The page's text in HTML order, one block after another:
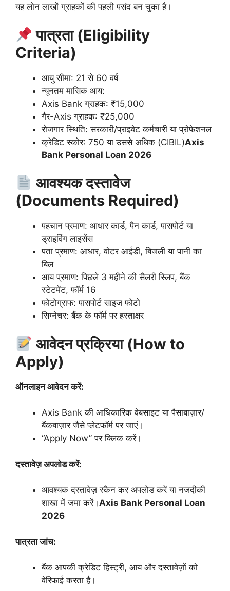
यह लोन लाखों ग्राहकों की पहली पसंद बन चुका है।
पात्रता (Eligibility
Criteria)
आयु सीमा: 21 से 60 वर्ष
न्यूनतम मासिक आय:
Axis Bank ग्राहक: ₹15,000
गैर-Axis ग्राहक: ₹25,000
रोजगार स्थिति: सरकारी/प्राइवेट कर्मचारी या प्रोफेशनल
क्रेडिट स्कोर: 750 या उससे अधिक (CIBIL)Axis
Bank Personal Loan 2026
आवश्यक दस्तावेज
(Documents Required)
पहचान प्रमाण: आधार कार्ड, पैन कार्ड, पासपोर्ट या
ड्राइविंग लाइसेंस
पता प्रमाण: आधार, वोटर आईडी, बिजली या पानी का
बिल
आय प्रमाण: पिछले 3 महीने की सैलरी स्लिप, बैंक
स्टेटमेंट, फॉर्म 16
फोटोग्राफ: पासपोर्ट साइज फोटो
सिग्नेचर: बैंक के फॉर्म पर हस्ताक्षर
आवेदन प्रक्रिया (How to
Apply)
ऑनलाइन आवेदन करें:
Axis Bank की आधिकारिक वेबसाइट या पैसाबाज़ार/
बैंकबाज़ार जैसे प्लेटफॉर्म पर जाएं।
“Apply Now” पर क्लिक करें।
दस्तावेज़ अपलोड करें:
आवश्यक दस्तावेज़ स्कैन कर अपलोड करें या नजदीकी
शाखा में जमा करें।Axis Bank Personal Loan
2026
पात्रता जांच:
बैंक आपकी क्रेडिट हिस्ट्री, आय और दस्तावेज़ों को
वेरिफाई करता है।